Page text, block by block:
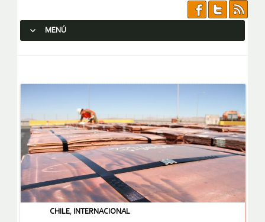
MENÚ
CHILE, INTERNACIONAL